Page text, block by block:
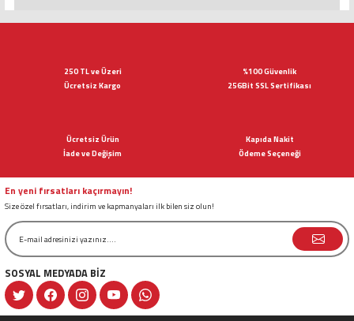
Ürün bilgilerinde hatalar bulunuyor.
Bu ürüne benzer farklı alternatifler olmalı.
250 TL ve Üzeri
Ücretsiz Kargo
%100 Güvenlik
256Bit SSL Sertifikası
Ücretsiz Ürün
İade ve Değişim
Kapıda Nakit
Ödeme Seçeneği
En yeni fırsatları kaçırmayın!
Size özel fırsatları, indirim ve kapmanyaları ilk bilen siz olun!
SOSYAL MEDYADA BİZ